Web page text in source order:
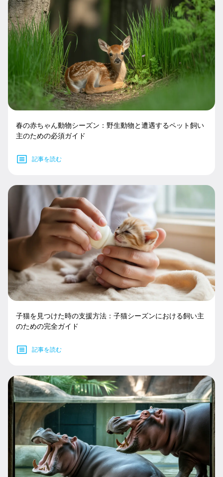
春の赤ちゃん動物シーズン：野生動物と遭遇するペット飼い
主のための必須ガイド
記事を読む
子猫を見つけた時の支援方法：子猫シーズンにおける飼い主
のための完全ガイド
記事を読む